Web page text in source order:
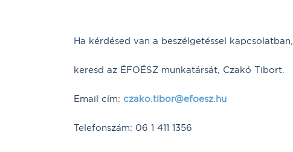
Ha kérdésed van a beszélgetéssel kapcsolatban,
keresd az ÉFOÉSZ munkatársát, Czakó Tibort.
Email cím: czako.tibor@efoesz.hu
Telefonszám: 06 1 411 1356